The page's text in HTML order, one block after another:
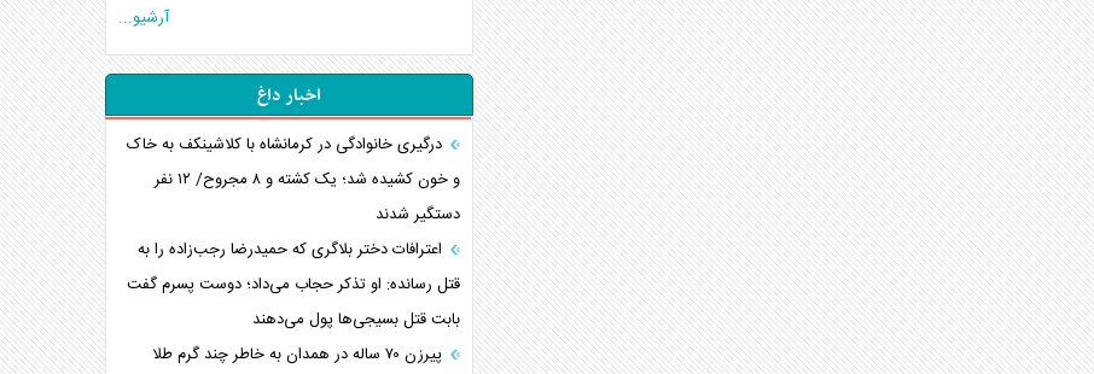
آرشیو...
اخبار داغ
درگیری خانوادگی در کرمانشاه با کلاشینکف به خاک
و خون کشیده شد؛ یک کشته و ۸ مجروح/ ۱۲ نفر
دستگیر شدند
اعترافات دختر بلاگری که حمیدرضا رجب‌زاده را به
قتل رسانده: او تذکر حجاب می‌داد؛ دوست پسرم گفت
بابت قتل بسیجی‌ها پول می‌دهند
پیرزن ۷۰ ساله در همدان به خاطر چند گرم طلا